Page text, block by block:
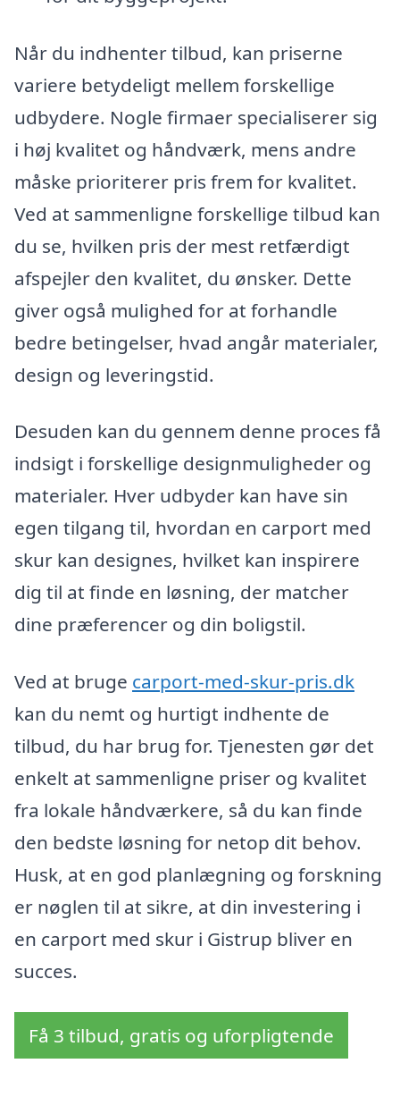
Når du indhenter tilbud, kan priserne
variere betydeligt mellem forskellige
udbydere. Nogle firmaer specialiserer sig
i høj kvalitet og håndværk, mens andre
måske prioriterer pris frem for kvalitet.
Ved at sammenligne forskellige tilbud kan
du se, hvilken pris der mest retfærdigt
afspejler den kvalitet, du ønsker. Dette
giver også mulighed for at forhandle
bedre betingelser, hvad angår materialer,
design og leveringstid.
Desuden kan du gennem denne proces få
indsigt i forskellige designmuligheder og
materialer. Hver udbyder kan have sin
egen tilgang til, hvordan en carport med
skur kan designes, hvilket kan inspirere
dig til at finde en løsning, der matcher
dine præferencer og din boligstil.
Ved at bruge carport-med-skur-pris.dk
kan du nemt og hurtigt indhente de
tilbud, du har brug for. Tjenesten gør det
enkelt at sammenligne priser og kvalitet
fra lokale håndværkere, så du kan finde
den bedste løsning for netop dit behov.
Husk, at en god planlægning og forskning
er nøglen til at sikre, at din investering i
en carport med skur i Gistrup bliver en
succes.
Få 3 tilbud, gratis og uforpligtende